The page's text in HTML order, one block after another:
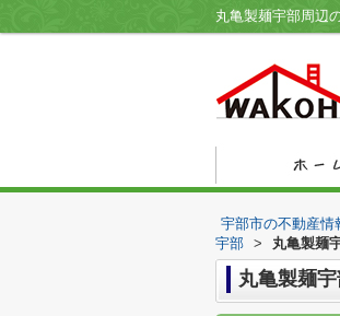
宇部市の不動産情
宇部 > 丸亀製麺
丸亀製麺